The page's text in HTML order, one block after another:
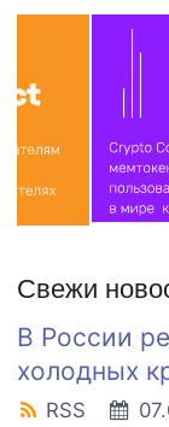
Свежи
В России
холодных
RSS